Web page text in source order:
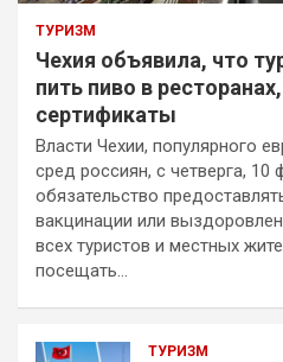
ТУРИЗМ
Чехия объявила, что
пить пиво в
сертификаты
Власти Чехии, популярного
сред россиян, с четверга, 10
обязательство
вакцинации или
всех туристов и местных
посещать…
ТУРИЗМ